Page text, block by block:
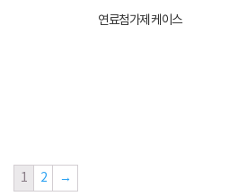
연료첨가제 케이스
1 2 →